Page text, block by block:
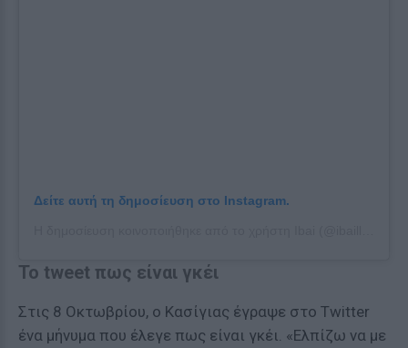
Δείτε αυτή τη δημοσίευση στο Instagram.
Το tweet πως είναι γκέι
Στις 8 Οκτωβρίου, ο Κασίγιας έγραψε στο Twitter
ένα μήνυμα που έλεγε πως είναι γκέι. «Ελπίζω να με